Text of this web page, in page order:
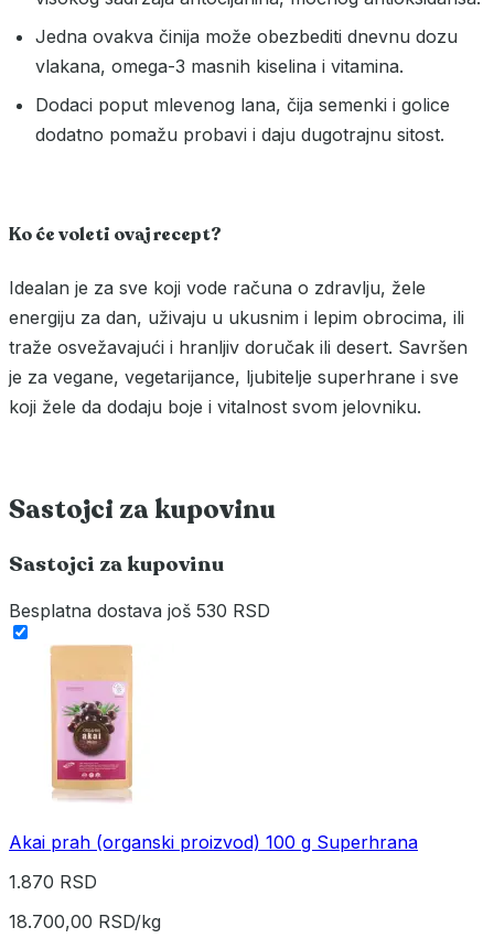
Jedna ovakva činija može obezbediti dnevnu dozu
vlakana, omega-3 masnih kiselina i vitamina.
Dodaci poput mlevenog lana, čija semenki i golice
dodatno pomažu probavi i daju dugotrajnu sitost.
Ko će voleti ovaj recept?
Idealan je za sve koji vode računa o zdravlju, žele
energiju za dan, uživaju u ukusnim i lepim obrocima, ili
traže osvežavajući i hranljiv doručak ili desert. Savršen
je za vegane, vegetarijance, ljubitelje superhrane i sve
koji žele da dodaju boje i vitalnost svom jelovniku.
Sastojci za kupovinu
Sastojci za kupovinu
Besplatna dostava još 530 RSD
Akai prah (organski proizvod) 100 g Superhrana
1.870 RSD
18.700,00 RSD/kg